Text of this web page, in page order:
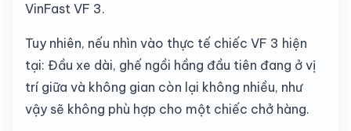
VinFast VF 3.
Tuy nhiên, nếu nhìn vào thực tế chiếc VF 3 hiện
tại: Đầu xe dài, ghế ngồi hầng đầu tiên đang ở vị
trí giữa và không gian còn lại không nhiều, như
vậy sẽ không phù hợp cho một chiếc chở hàng.